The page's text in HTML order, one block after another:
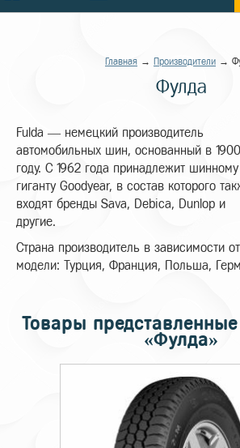
Главная → Производители →
Фулда
Fulda — немецкий производитель
автомобильных шин, основанный в 1900
году. С 1962 года принадлежит шинному
гиганту Goodyear, в состав которого
входят бренды Sava, Debica, Dunlop и
другие.
Страна производитель в зависимости
модели: Турция, Франция, Польша,
Товары
«Фулда»